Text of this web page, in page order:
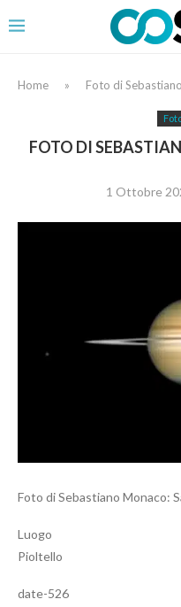
Home » Foto di
FOTO DI
1 Ottobre
Foto di Sebastiano Monaco:
Luogo
Pioltello
date-526